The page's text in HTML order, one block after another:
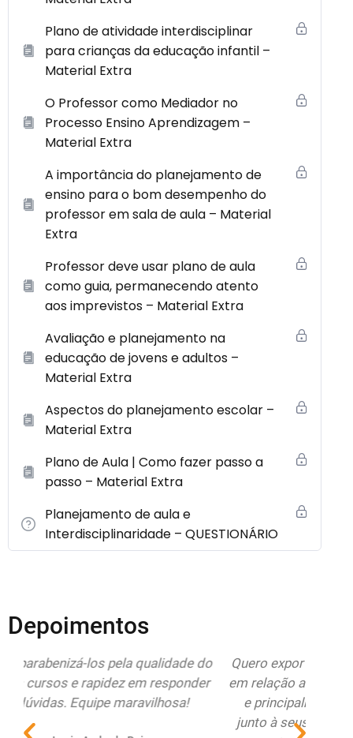
Plano de atividade interdisciplinar
para crianças da educação infantil –
Material Extra
O Professor como Mediador no
Processo Ensino Aprendizagem –
Material Extra
A importância do planejamento de
ensino para o bom desempenho do
professor em sala de aula – Material
Extra
Professor deve usar plano de aula
como guia, permanecendo atento
aos imprevistos – Material Extra
Avaliação e planejamento na
educação de jovens e adultos –
Material Extra
Aspectos do planejamento escolar –
Material Extra
Plano de Aula | Como fazer passo a
passo – Material Extra
Planejamento de aula e
Interdisciplinaridade – QUESTIONÁRIO
Depoimentos
Quero expor meus sentimentos de pura alegria
em relação a atenção, compromisso, seriedade
e principalmente respeito do Educamundo
junto à seus alunos/clientes. O Brasil precisa